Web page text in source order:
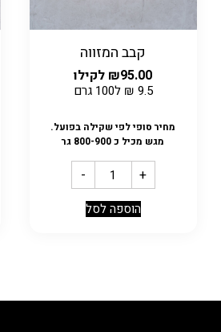
קבב המזווה
₪95.00 לקילו
9.5
₪ ל100 גרם
מחיר סופי לפי שקילה בפועל.
מגש מכיל כ 800-900 גר
- +
הוספה לסל